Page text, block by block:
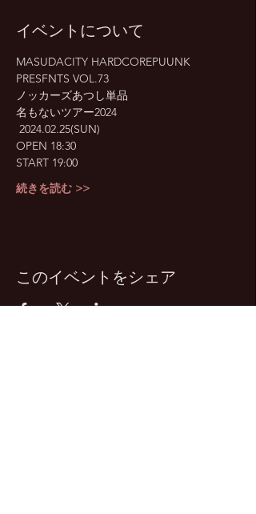
イベントについて
MASUDACITY HARDCOREPUUNK
PRESFNTS VOL.73
ノッカーズあつし単品
名もないツアー2024
2024.02.25(SUN)
OPEN 18:30
START 19:00
続きを読む >>
このイベントをシェア